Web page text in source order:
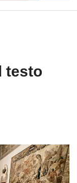
testo